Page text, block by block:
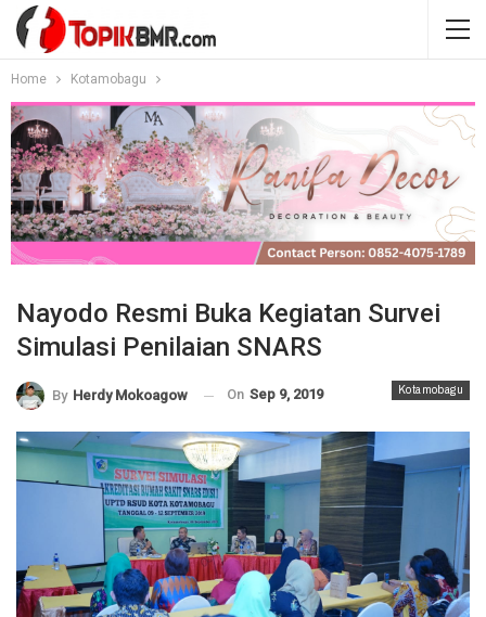
Home Kotamobagu
Nayodo Resmi Buka Kegiatan Survei
Simulasi Penilaian SNARS
Kotamobagu
By Herdy Mokoagow On Sep 9, 2019